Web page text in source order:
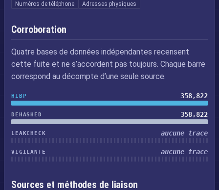
Numéros de téléphone
Adresses physiques
Corroboration
Quatre bases de données indépendantes recensent
cette fuite et ne s’accordent pas toujours. Chaque barre
correspond au décompte d’une seule source.
HIBP 358,822
DEHASHED 358,822
LEAKCHECK aucune trace
VIGILANTE aucune trace
Sources et méthodes de liaison